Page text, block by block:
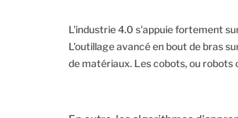
L'industrie 4.0 s'appuie fortement
L'outillage avancé en bout de bras
de matériaux. Les cobots, ou